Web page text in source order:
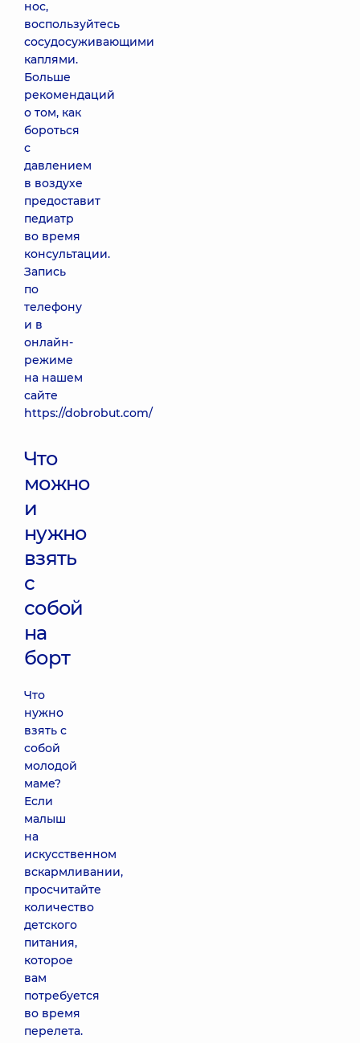
нос,
воспользуйтесь
сосудосуживающими
каплями.
Больше
рекомендаций
о том, как
бороться
с
давлением
в воздухе
предоставит
педиатр
во время
консультации.
Запись
по
телефону
и в
онлайн-
режиме
на нашем
сайте
https://dobrobut.com/
Что
можно
и
нужно
взять
с
собой
на
борт
Что
нужно
взять с
собой
молодой
маме?
Если
малыш
на
искусственном
вскармливании,
просчитайте
количество
детского
питания,
которое
вам
потребуется
во время
перелета.